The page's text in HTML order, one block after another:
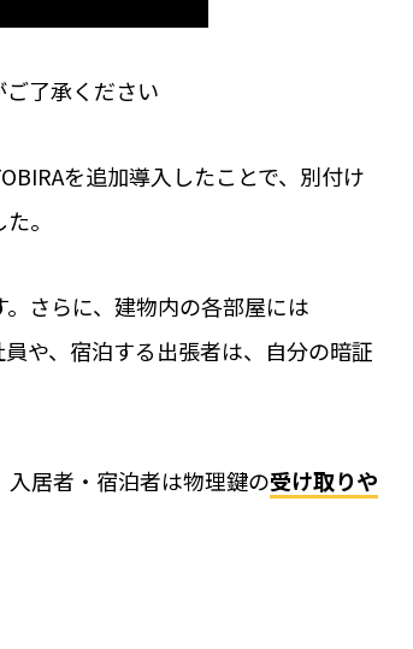
了承ください
を追加導入したことで、別付け
。
さらに、建物内の各部屋には
や、宿泊する出張者は、自分の暗証
居者・宿泊者は物理鍵の受け取りや
RemoteLOCKも導入可能！大注目
ラン・スパ)について
事例や運用イメージをご紹介
学習塾や自習室、英会話教室でも